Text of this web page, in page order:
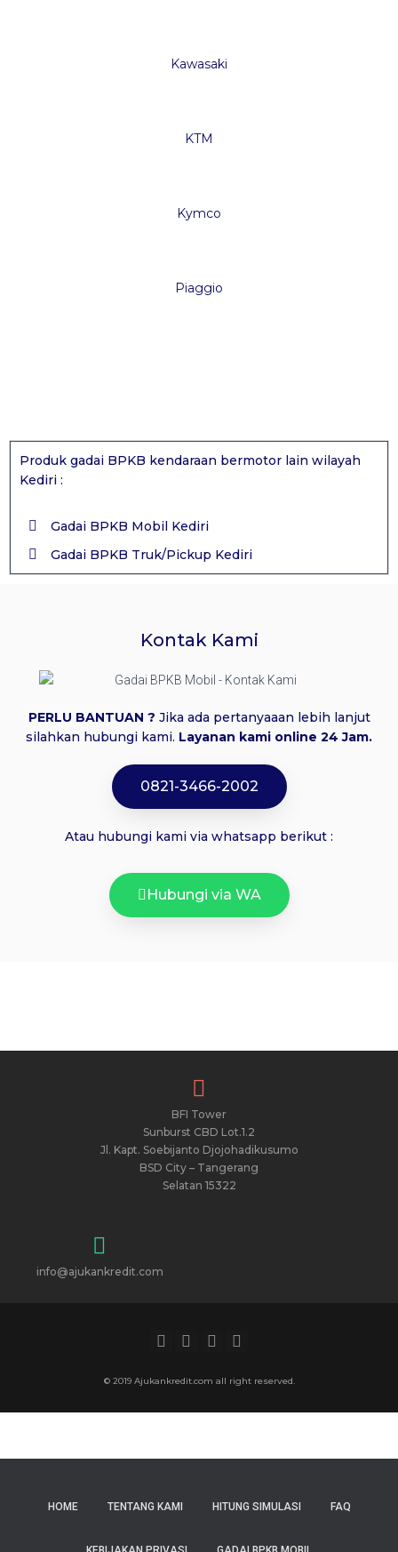
Kawasaki
KTM
Kymco
Piaggio
Produk gadai BPKB kendaraan bermotor lain wilayah
Kediri :
Gadai BPKB Mobil Kediri
Gadai BPKB Truk/Pickup Kediri
Kontak Kami
PERLU BANTUAN ? Jika ada pertanyaaan lebih lanjut
silahkan hubungi kami. Layanan kami online 24 Jam.
0821-3466-2002
Atau hubungi kami via whatsapp berikut :
Hubungi via WA
BFI Tower
Sunburst CBD Lot.1.2
Jl. Kapt. Soebijanto Djojohadikusumo
BSD City – Tangerang
Selatan 15322
info@ajukankredit.com
© 2019 Ajukankredit.com all right reserved.
HOME TENTANG KAMI HITUNG SIMULASI FAQ